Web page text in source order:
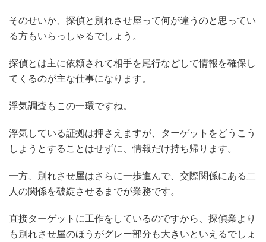
そのせいか、探偵と別れさせ屋って何が違うのと思ってい
る方もいらっしゃるでしょう。
探偵とは主に依頼されて相手を尾行などして情報を確保し
てくるのが主な仕事になります。
浮気調査もこの一環ですね。
浮気している証拠は押さえますが、ターゲットをどうこう
しようとすることはせずに、情報だけ持ち帰ります。
一方、別れさせ屋はさらに一歩進んで、交際関係にある二
人の関係を破綻させるまでが業務です。
直接ターゲットに工作をしているのですから、探偵業より
も別れさせ屋のほうがグレー部分も大きいといえるでしょ